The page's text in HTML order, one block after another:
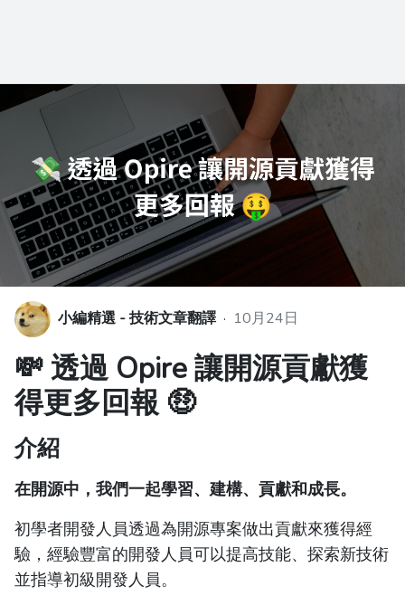
小編精選 - 技術文章翻譯 · 10月24日
💸 透過 Opire 讓開源貢獻獲
得更多回報 🤑
介紹
在開源中，我們一起學習、建構、貢獻和成長。
初學者開發人員透過為開源專案做出貢獻來獲得經
驗，經驗豐富的開發人員可以提高技能、探索新技術
並指導初級開發人員。